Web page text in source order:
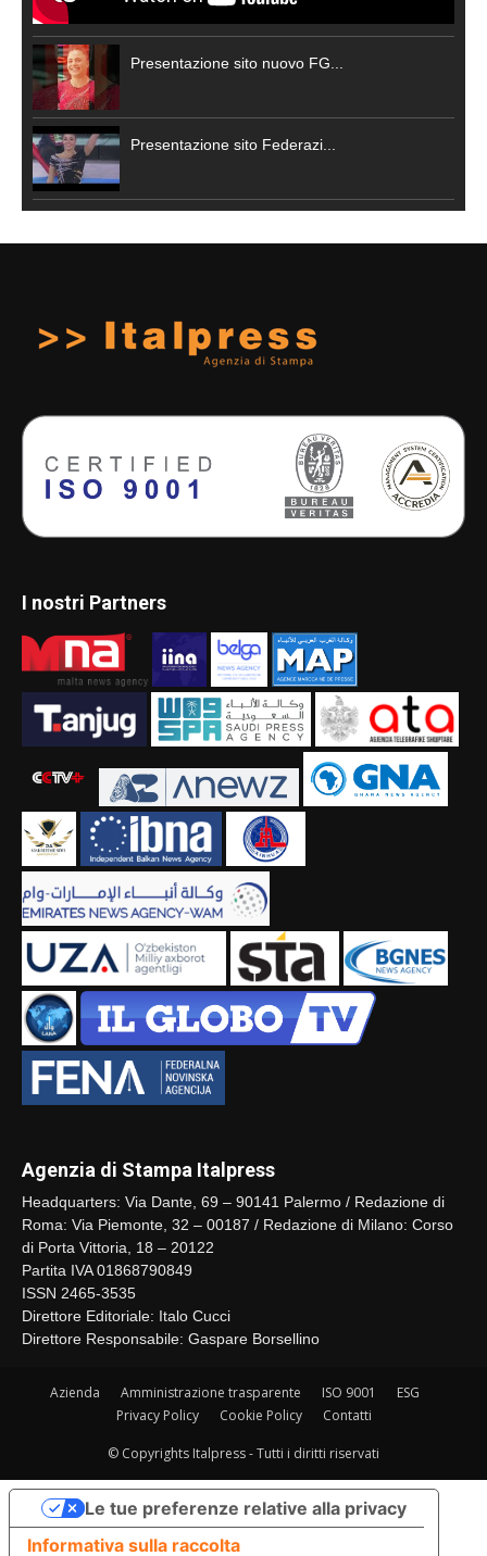
Presentazione sito nuovo FG...
Presentazione sito Federazi...
I nostri Partners
Agenzia di Stampa Italpress
Headquarters: Via Dante, 69 – 90141 Palermo / Redazione di
Roma: Via Piemonte, 32 – 00187 / Redazione di Milano: Corso
di Porta Vittoria, 18 – 20122
Partita IVA 01868790849
ISSN 2465-3535
Direttore Editoriale: Italo Cucci
Direttore Responsabile: Gaspare Borsellino
Azienda Amministrazione trasparente ISO 9001
ESG
Privacy Policy
Cookie Policy Contatti
© Copyrights Italpress - Tutti i diritti riservati
Informativa sulla raccolta
Le tue preferenze relative alla privacy